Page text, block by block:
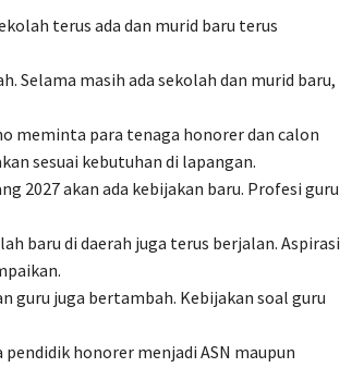
terus ada dan murid baru terus
Selama masih ada sekolah dan murid baru,
meminta para tenaga honorer dan calon
sesuai kebutuhan di lapangan.
2027 akan ada kebijakan baru. Profesi guru
baru di daerah juga terus berjalan. Aspirasi
guru juga bertambah. Kebijakan soal guru
honorer menjadi ASN maupun